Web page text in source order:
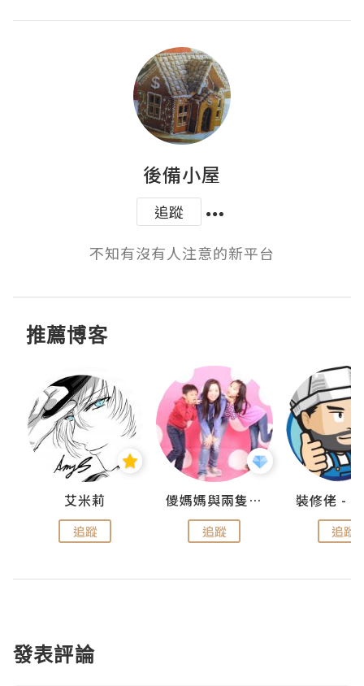
後備小屋
追蹤
不知有沒有人注意的新平台
推薦博客
艾米莉
追蹤
儍媽媽與兩隻小魔怪之家
追蹤 追蹤
發表評論